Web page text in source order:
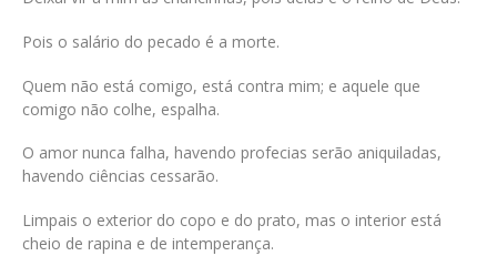
Pois o salário do pecado é a morte.
Quem não está comigo, está contra mim; e aquele que
comigo não colhe, espalha.
O amor nunca falha, havendo profecias serão aniquiladas,
havendo ciências cessarão.
Limpais o exterior do copo e do prato, mas o interior está
cheio de rapina e de intemperança.